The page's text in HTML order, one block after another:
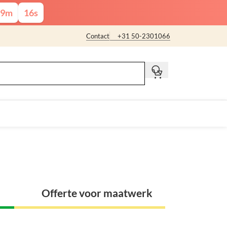
m 14s
Contact +31 50-2301066
Offerte voor maatwerk